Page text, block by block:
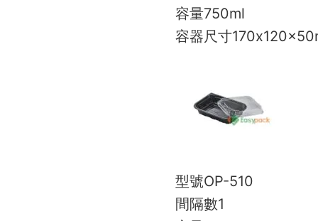
容量750ml
容器尺寸
型號OP-510
間隔數1